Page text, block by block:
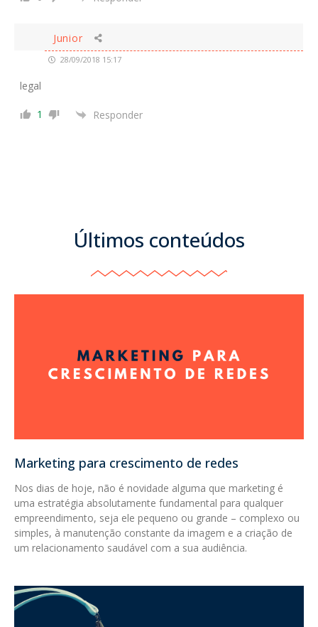
Junior
28/09/2018 15:17
legal
1 Responder
Últimos conteúdos
Marketing para crescimento de redes
Nos dias de hoje, não é novidade alguma que marketing é
uma estratégia absolutamente fundamental para qualquer
empreendimento, seja ele pequeno ou grande – complexo ou
simples, à manutenção constante da imagem e a criação de
um relacionamento saudável com a sua audiência.